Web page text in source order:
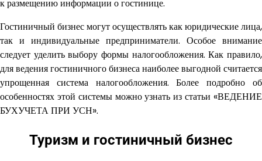
к размещению информации о гостинице.
Гостиничный бизнес могут осуществлять как юридические лица,
так и индивидуальные предприниматели. Особое внимание
следует уделить выбору формы налогообложения. Как правило,
для ведения гостиничного бизнеса наиболее выгодной считается
упрощенная система налогообложения. Более подробно об
особенностях этой системы можно узнать из статьи «ВЕДЕНИЕ
БУХУЧЕТА ПРИ УСН».
Туризм и гостиничный бизнес